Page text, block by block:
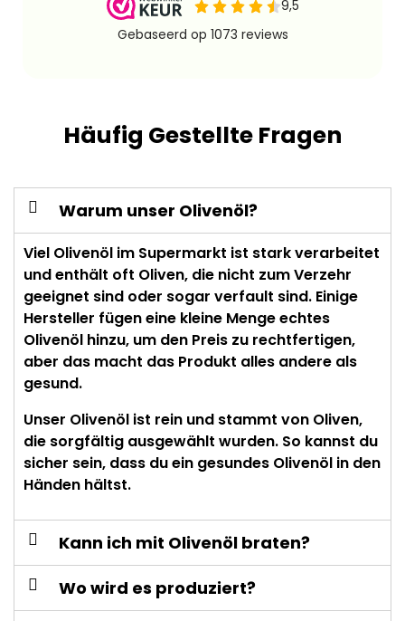
Häufig Gestellte Fragen
Warum unser Olivenöl?
Viel Olivenöl im Supermarkt ist stark verarbeitet
und enthält oft Oliven, die nicht zum Verzehr
geeignet sind oder sogar verfault sind. Einige
Hersteller fügen eine kleine Menge echtes
Olivenöl hinzu, um den Preis zu rechtfertigen,
aber das macht das Produkt alles andere als
gesund.
Unser Olivenöl ist rein und stammt von Oliven,
die sorgfältig ausgewählt wurden. So kannst du
sicher sein, dass du ein gesundes Olivenöl in den
Händen hältst.
Kann ich mit Olivenöl braten?
Wo wird es produziert?